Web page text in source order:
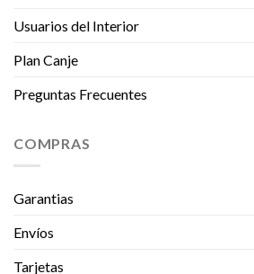
Usuarios del Interior
Plan Canje
Preguntas Frecuentes
COMPRAS
Garantias
Envíos
Tarjetas